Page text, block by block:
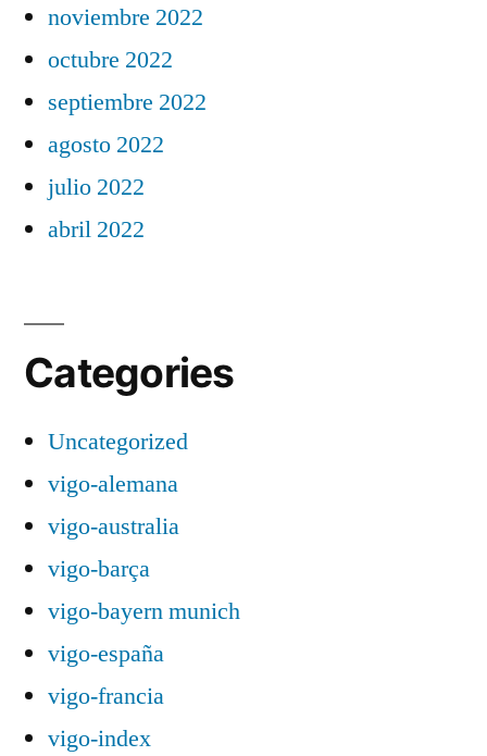
noviembre 2022
octubre 2022
septiembre 2022
agosto 2022
julio 2022
abril 2022
Categories
Uncategorized
vigo-alemana
vigo-australia
vigo-barça
vigo-bayern munich
vigo-españa
vigo-francia
vigo-index